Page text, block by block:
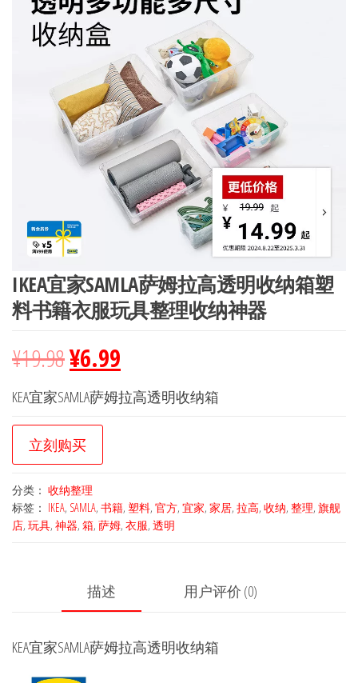
IKEA宜家SAMLA萨姆拉高透明收纳箱塑
料书籍衣服玩具整理收纳神器
¥19.98¥6.99
KEA宜家SAMLA萨姆拉高透明收纳箱
立刻购买
分类： 收纳整理
标签： IKEA, SAMLA, 书籍, 塑料, 官方, 宜家, 家居, 拉高, 收纳, 整理, 旗舰
店, 玩具, 神器, 箱, 萨姆, 衣服, 透明
描述 用户评价 (0)
KEA宜家SAMLA萨姆拉高透明收纳箱